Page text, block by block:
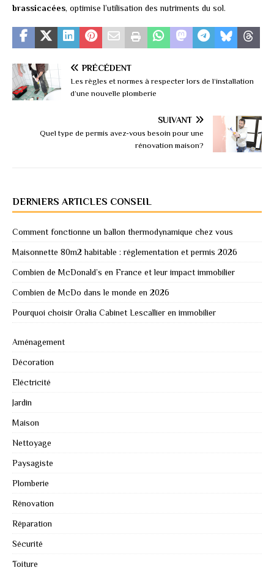
brassicacées, optimise l’utilisation des nutriments du sol.
PRÉCÉDENT
Les règles et normes à respecter lors de l’installation
d’une nouvelle plomberie
SUIVANT
Quel type de permis avez-vous besoin pour une
rénovation maison?
DERNIERS ARTICLES CONSEIL
Comment fonctionne un ballon thermodynamique chez vous
Maisonnette 80m2 habitable : réglementation et permis 2026
Combien de McDonald’s en France et leur impact immobilier
Combien de McDo dans le monde en 2026
Pourquoi choisir Oralia Cabinet Lescallier en immobilier
Aménagement
Décoration
Eléctricité
Jardin
Maison
Nettoyage
Paysagiste
Plomberie
Rénovation
Réparation
Sécurité
Toiture